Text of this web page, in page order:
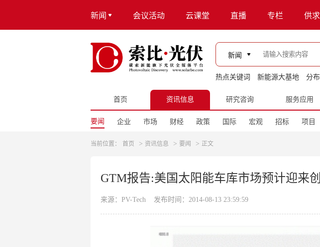
新闻 会议活动 云课堂 直播 专栏 供求
新闻
热点关键词 新能源大基地 分
首页 资讯信息 研究咨询 服务应用
要闻 企业 市场 财经 政策 国际 宏观 招标 项目
当前位置： 首页 > 资讯信息 > 要闻 > 正文
GTM报告:美国太阳能车库市场预计迎来
来源：PV-Tech 发布时间：2014-08-13 23:59:59